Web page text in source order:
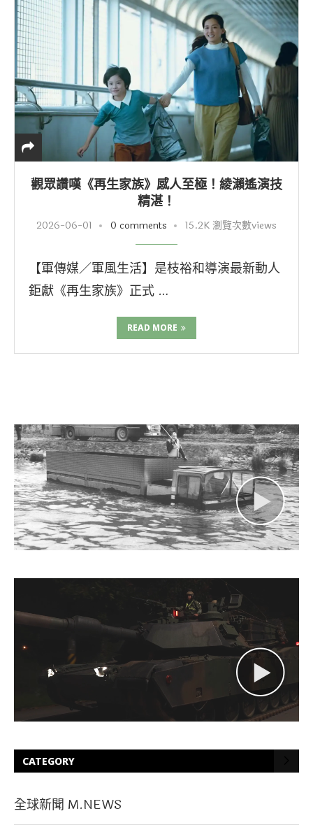
觀眾讚嘆《再生家族》感人至極！綾瀨遙演技
精湛！
2026-06-01 0 comments 15.2K 瀏覽次數views
【軍傳媒／軍風生活】是枝裕和導演最新動人
鉅獻《再生家族》正式 …
READ MORE
CATEGORY
全球新聞 M.NEWS